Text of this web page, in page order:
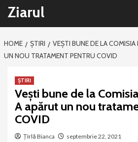
Sari
conținut
Ziarul
HOME ȘTIRI
VEȘTI BUNE DE LA
UN NOU TRATAMENT PENTRU COVID
ȘTIRI
Vești bune de la
A apărut un nou
COVID
Țîrlă Bianca septembrie 22, 2021